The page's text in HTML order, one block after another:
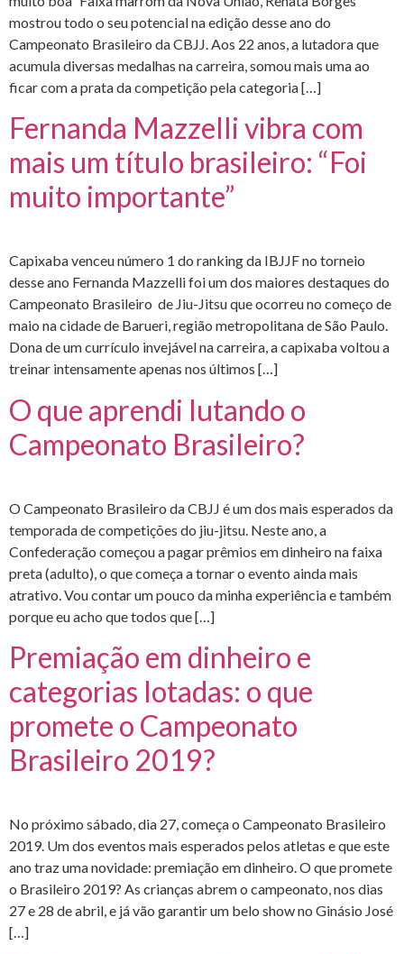
mostrou todo o seu potencial na edição desse ano do
Campeonato Brasileiro da CBJJ. Aos 22 anos, a lutadora que
acumula diversas medalhas na carreira, somou mais uma ao
ficar com a prata da competição pela categoria […]
Fernanda Mazzelli vibra com
mais um título brasileiro: “Foi
muito importante”
Capixaba venceu número 1 do ranking da IBJJF no torneio
desse ano Fernanda Mazzelli foi um dos maiores destaques do
Campeonato Brasileiro de Jiu-Jitsu que ocorreu no começo de
maio na cidade de Barueri, região metropolitana de São Paulo.
Dona de um currículo invejável na carreira, a capixaba voltou a
treinar intensamente apenas nos últimos […]
O que aprendi lutando o
Campeonato Brasileiro?
O Campeonato Brasileiro da CBJJ é um dos mais esperados da
temporada de competições do jiu-jitsu. Neste ano, a
Confederação começou a pagar prêmios em dinheiro na faixa
preta (adulto), o que começa a tornar o evento ainda mais
atrativo. Vou contar um pouco da minha experiência e também
porque eu acho que todos que […]
Premiação em dinheiro e
categorias lotadas: o que
promete o Campeonato
Brasileiro 2019?
No próximo sábado, dia 27, começa o Campeonato Brasileiro
2019. Um dos eventos mais esperados pelos atletas e que este
ano traz uma novidade: premiação em dinheiro. O que promete
o Brasileiro 2019? As crianças abrem o campeonato, nos dias
27 e 28 de abril, e já vão garantir um belo show no Ginásio José
[…]